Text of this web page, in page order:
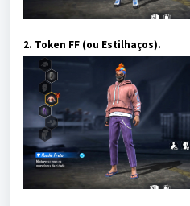
2. Token FF (ou Estilhaços).